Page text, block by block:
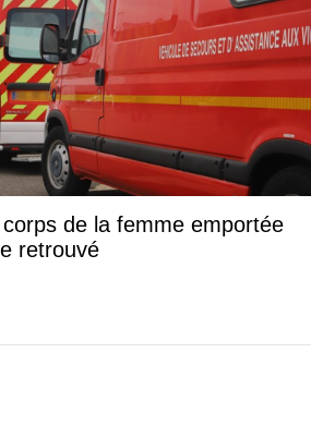
de la femme emportée
retrouvé